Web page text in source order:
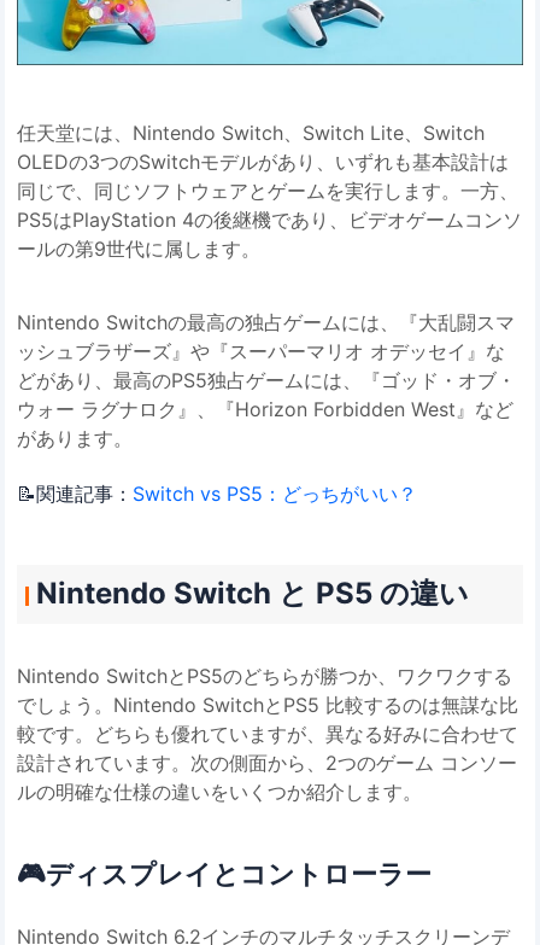
任天堂には、Nintendo Switch、Switch Lite、Switch
OLEDの3つのSwitchモデルがあり、いずれも基本設計は
同じで、同じソフトウェアとゲームを実行します。一方、
PS5はPlayStation 4の後継機であり、ビデオゲームコンソ
ールの第9世代に属します。
Nintendo Switchの最高の独占ゲームには、『大乱闘スマ
ッシュブラザーズ』や『スーパーマリオ オデッセイ』な
どがあり、最高のPS5独占ゲームには、『ゴッド・オブ・
ウォー ラグナロク』、『Horizo​​n Forbidden West』など
があります。
📝関連記事： Switch vs PS5：どっちがいい？
Nintendo Switch と PS5 の違い
Nintendo SwitchとPS5のどちらが勝つか、ワクワクする
でしょう。Nintendo SwitchとPS5 比較するのは無謀な比
較です。どちらも優れていますが、異なる好みに合わせて
設計されています。次の側面から、2つのゲーム コンソー
ルの明確な仕様の違いをいくつか紹介します。
🎮ディスプレイとコントローラー
Nintendo Switch 6.2インチのマルチタッチスクリーンデ